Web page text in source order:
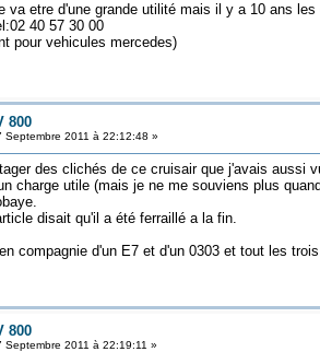
va etre d'une grande utilité mais il y a 10 ans
40 57 30 00
pour vehicules mercedes)
800
2011 à 22:12:48 »
des clichés de ce cruisair que j'avais aussi
charge utile (mais je ne me souviens plus
disait qu'il a été ferraillé a la fin.
compagnie d'un E7 et d'un 0303 et tout les
800
2011 à 22:19:11 »